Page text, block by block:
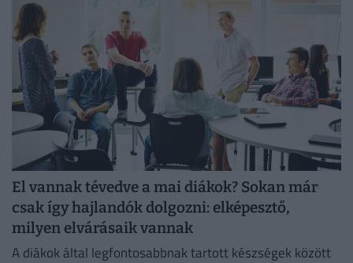
El vannak tévedve a mai diákok? Sokan már
csak így hajlandók dolgozni: elképesztő,
milyen elvárásaik vannak
A diákok által legfontosabbnak tartott készségek között